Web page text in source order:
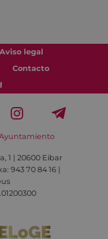
Aviso legal
Contacto
Ayuntamiento
1 | 20600 Eibar
943 70 84 16 |